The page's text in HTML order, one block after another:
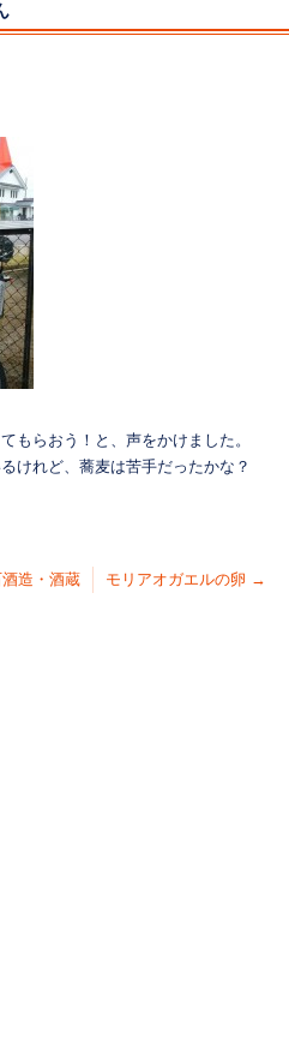
もらおう！と、声をかけました。
けれど、蕎麦は苦手だったかな？
造・酒蔵 モリアオガエルの卵 →